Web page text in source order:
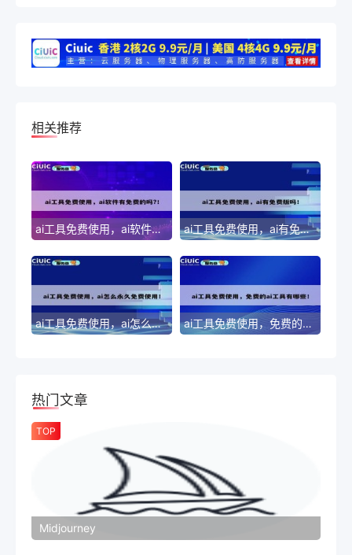
相关推荐
ai工具免费使用，ai软件有免费的吗?！ ai工具免费使用，ai有免费版吗！
ai工具免费使用，ai怎么永久免费使用！ ai工具免费使用，免费的ai工具有哪些！
热门文章
TOP
Midjourney